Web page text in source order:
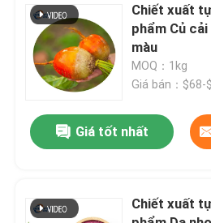
Chuyến tham quan nhà máy
Kiểm soát chất lượng
Liên hệ với chúng tôi
Hương vị của thực phẩm
Chiết xuất
phẩm Củ
màu
MOQ：1kg
Giá bán：
Giá tốt nhất
Chiết xuất